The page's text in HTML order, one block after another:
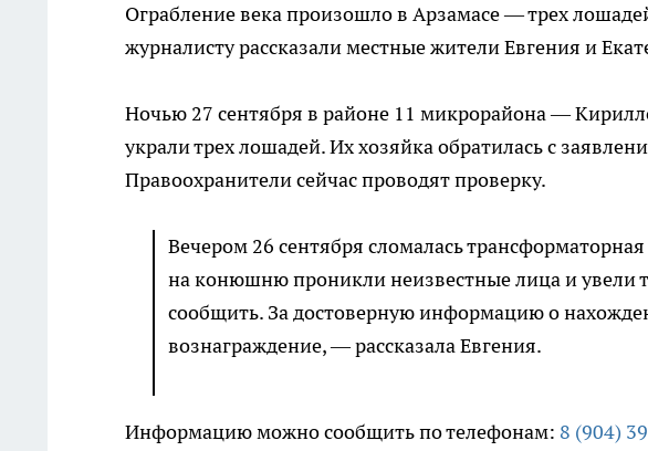
Ограбление века произошло в Арзамасе — трех
журналисту рассказали местные жители Евгения и
Ночью 27 сентября в районе 11 микрорайона —
украли трех лошадей. Их хозяйка обратилась с
Правоохранители сейчас проводят проверку.
Вечером 26 сентября сломалась
на конюшню проникли неизвестные лица и увели
сообщить. За достоверную информацию о
вознаграждение, — рассказала Евгения.
Информацию можно сообщить по телефонам: 8 (904)